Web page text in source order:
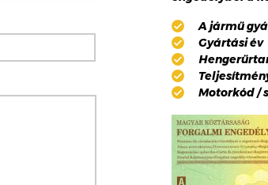
A jármű
Gyártási év
Motorkód /